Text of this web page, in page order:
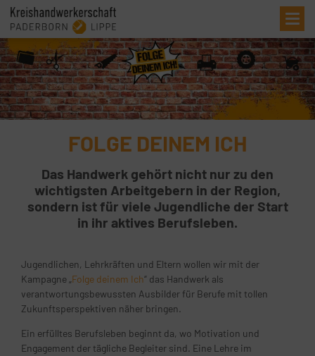
FOLGE DEINEM ICH
Das Handwerk gehört nicht nur zu den
wichtigsten Arbeitgebern in der Region,
sondern ist für viele Jugendliche der Start
in ihr aktives Berufsleben.
Jugendlichen, Lehrkräften und Eltern wollen wir mit der
Kampagne „Folge deinem Ich“ das Handwerk als
verantwortungsbewussten Ausbilder für Berufe mit tollen
Zukunftsperspektiven näher bringen.
Ein erfülltes Berufsleben beginnt da, wo Motivation und
Engagement der tägliche Begleiter sind. Eine Lehre im